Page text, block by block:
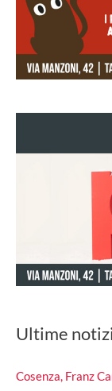
Ultime
Cosenza, Franz